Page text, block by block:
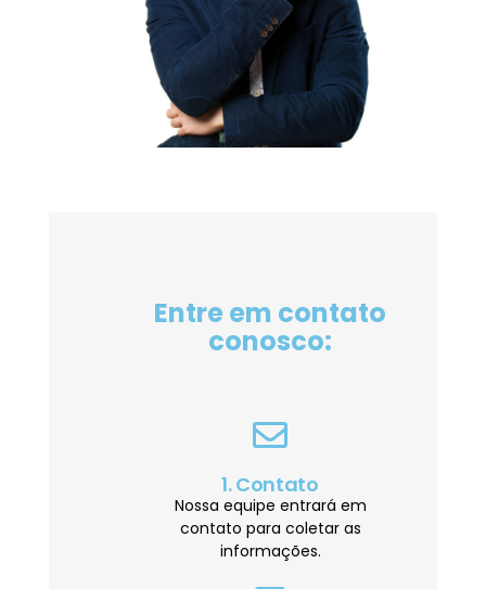
Entre em contato
conosco:
1. Contato
Nossa equipe entrará em
contato para coletar as
informações.